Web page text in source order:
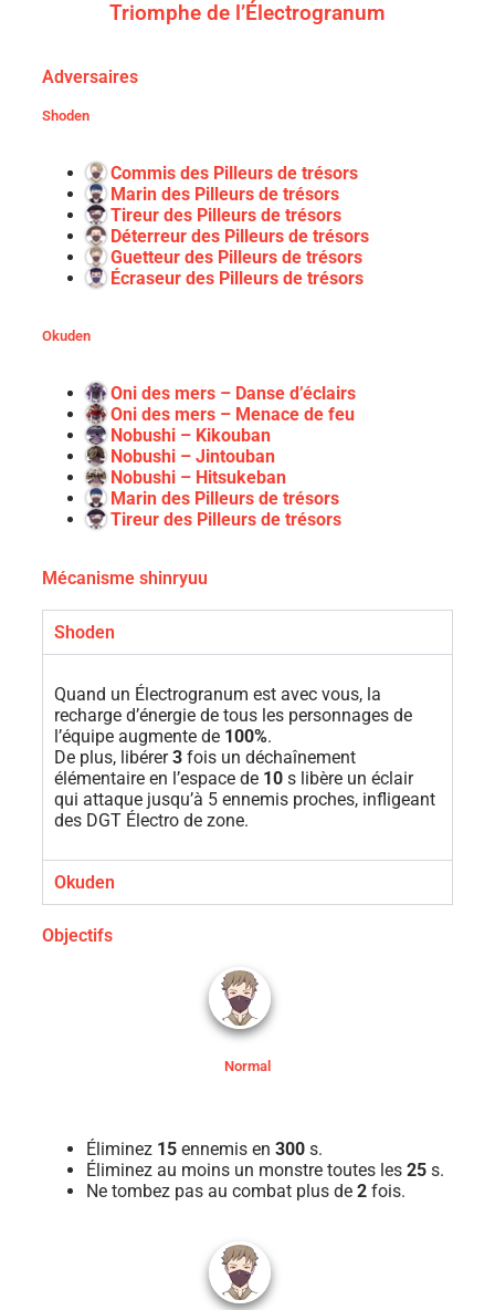
Triomphe de l’Électrogranum
Adversaires
Shoden
Commis des Pilleurs de trésors
Marin des Pilleurs de trésors
Tireur des Pilleurs de trésors
Déterreur des Pilleurs de trésors
Guetteur des Pilleurs de trésors
Écraseur des Pilleurs de trésors
Okuden
Oni des mers – Danse d’éclairs
Oni des mers – Menace de feu
Nobushi – Kikouban
Nobushi – Jintouban
Nobushi – Hitsukeban
Marin des Pilleurs de trésors
Tireur des Pilleurs de trésors
Mécanisme shinryuu
Shoden
Quand un Électrogranum est avec vous, la
recharge d’énergie de tous les personnages de
l’équipe augmente de 100%.
De plus, libérer3 fois un déchaînement
élémentaire en l’espace de 10 s libère un éclair
qui attaque jusqu’à 5 ennemis proches, infligeant
des DGT Électro de zone.
Okuden
Objectifs
Normal
Éliminez 15 ennemis en 300 s.
Éliminez au moins un monstre toutes les 25 s.
Ne tombez pas au combat plus de 2 fois.